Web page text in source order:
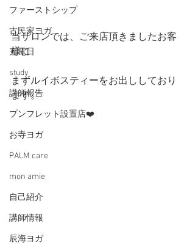
ファーストシップ
古民家ヨガ
充電日
study
講師報告
プンフレット設置店❤️
お寺ヨガ
PALM care
mon amie
自己紹介
講師情報
辰海ヨガ
当サロンでは、ご来店頂きましたお客
様に
まずルイボスティーをお出ししており
ます。